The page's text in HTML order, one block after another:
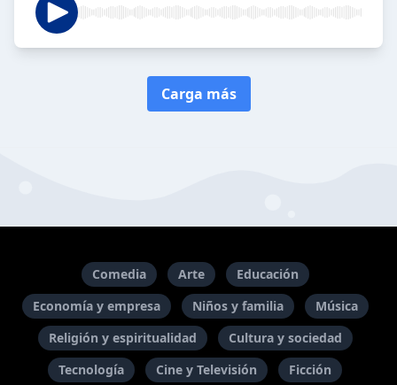
Carga más
Comedia Arte
Educación
Economía y empresa
Niños y familia
Música
Religión y espiritualidad
Cultura y sociedad
Tecnología
Cine y Televisión Ficción